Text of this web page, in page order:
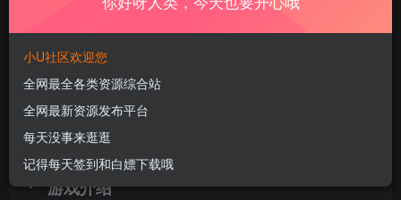
U酱！
1年前更新
小U社区单机游戏【真爱之戒】
游戏介绍
小U社区欢迎您
全网最全各类资源综合站
全网最新资源发布平台
每天没事来逛逛
记得每天签到和白嫖下载哦